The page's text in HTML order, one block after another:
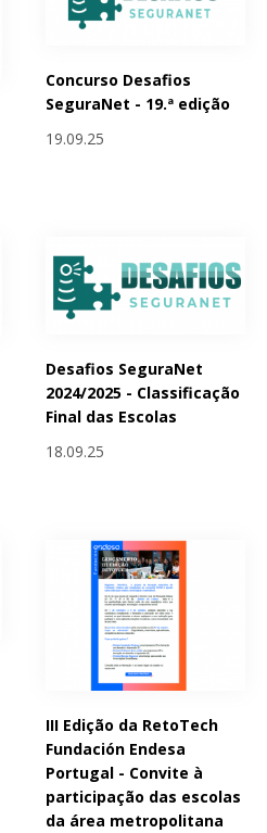
Concurso Desafios
SeguraNet - 19.ª edição
19.09.25
Desafios SeguraNet
2024/2025 - Classificação
Final das Escolas
18.09.25
III Edição da RetoTech
Fundación Endesa
Portugal - Convite à
participação das escolas
da área metropolitana